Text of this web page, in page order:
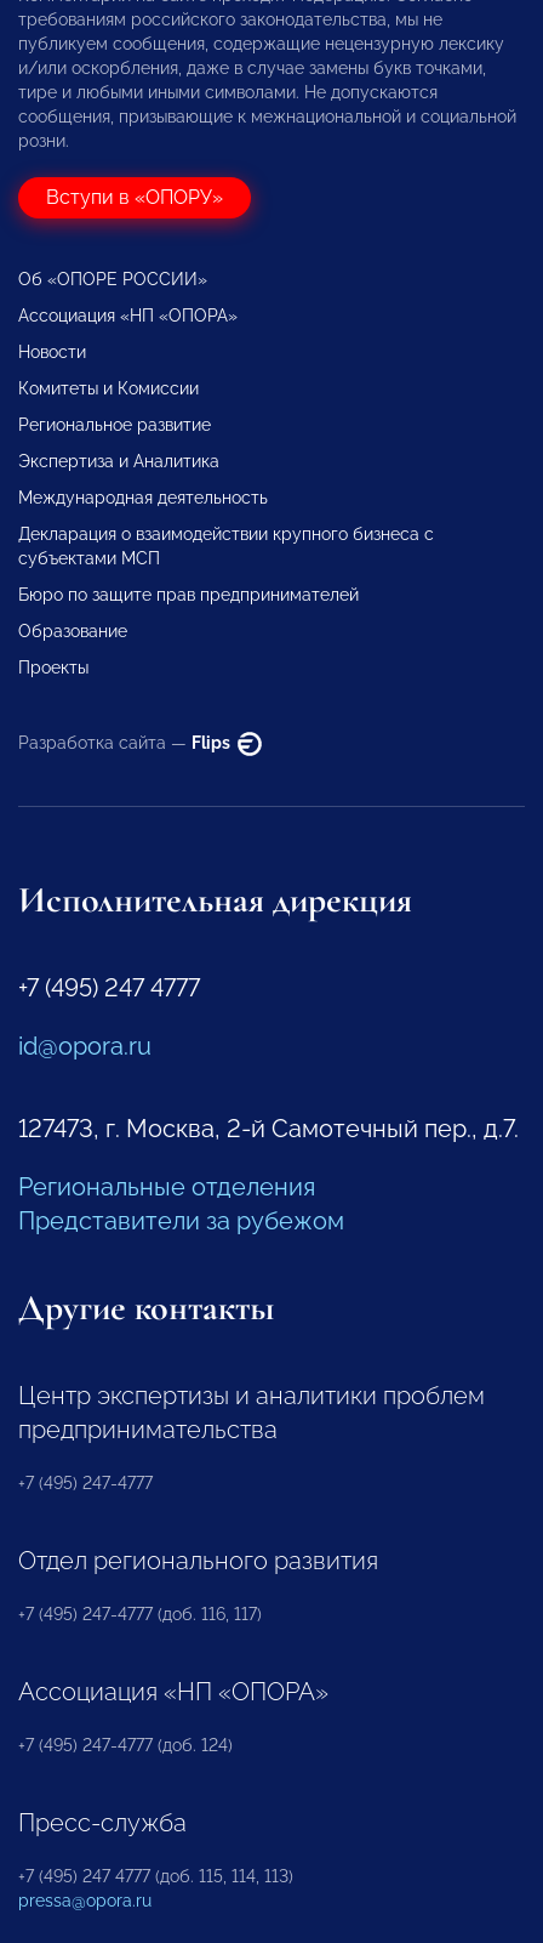
требованиям российского законодательства, мы не
публикуем сообщения, содержащие нецензурную лексику
и/или оскорбления, даже в случае замены букв точками,
тире и любыми иными символами. Не допускаются
сообщения, призывающие к межнациональной и социальной
розни.
Вступи в «ОПОРУ»
Об «ОПОРЕ РОССИИ»
Ассоциация «НП «ОПОРА»
Новости
Комитеты и Комиссии
Региональное развитие
Экспертиза и Аналитика
Международная деятельность
Декларация о взаимодействии крупного бизнеса с
субъектами МСП
Бюро по защите прав предпринимателей
Образование
Проекты
Разработка сайта — Flips
Исполнительная дирекция
+7 (495) 247 4777
id@opora.ru
127473, г. Москва, 2-й Самотечный пер., д.7.
Региональные отделения
Представители за рубежом
Другие контакты
Центр экспертизы и аналитики проблем
предпринимательства
+7 (495) 247-4777
Отдел регионального развития
+7 (495) 247-4777 (доб. 116, 117)
Ассоциация «НП «ОПОРА»
+7 (495) 247-4777 (доб. 124)
Пресс-служба
+7 (495) 247 4777 (доб. 115, 114, 113)
pressa@opora.ru